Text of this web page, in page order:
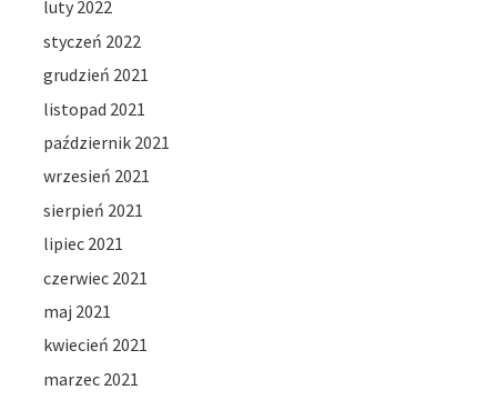
luty 2022
styczeń 2022
grudzień 2021
listopad 2021
październik 2021
wrzesień 2021
sierpień 2021
lipiec 2021
czerwiec 2021
maj 2021
kwiecień 2021
marzec 2021